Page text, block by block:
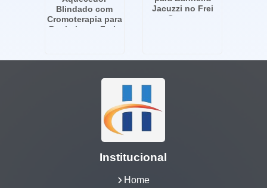
Blindado com
Cromoterapia para
Banheira na Faria
Jacuzzi no Frei
Caneca
Institucional
Home